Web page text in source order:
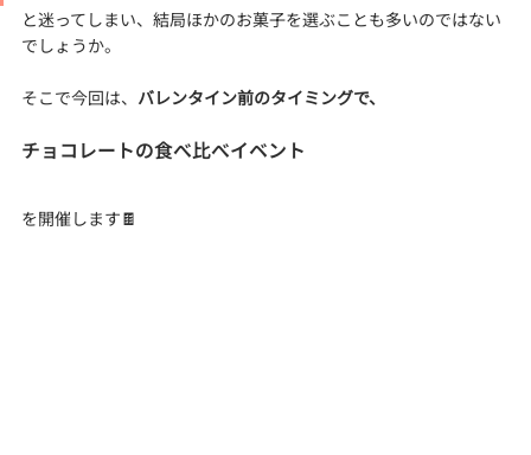
と迷ってしまい、結局ほかのお菓子を選ぶことも多いのではない
でしょうか。
そこで今回は、 バレンタイン前のタイミングで、
チョコレートの食べ比べイベント
を開催します🍫